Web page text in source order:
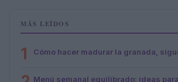
MÁS LEÍDOS
1 Cómo hacer madurar la granada,
Menú semanal equilibrado: ideas